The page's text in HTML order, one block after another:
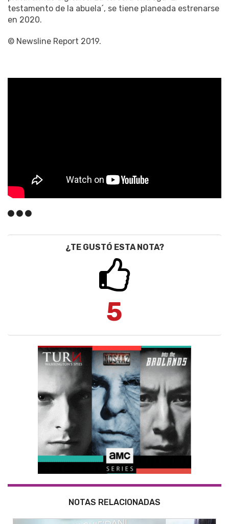
testamento de la abuela´, se tiene planeada estrenarse
en 2020.
© Newsline Report 2019.
¿TE GUSTÓ ESTA NOTA?
5
NOTAS RELACIONADAS